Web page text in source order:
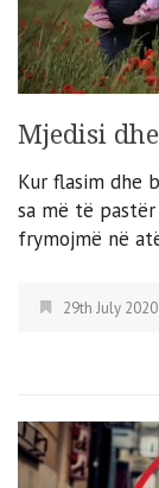
Mjedisi
Kur flasim dhe
sa më të
frymojmë në
29th July 2020